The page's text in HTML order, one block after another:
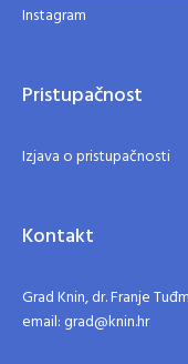
Instagram
Pristupačnost
Izjava o pristupačnosti
Kontakt
Grad Knin, dr. Franje
email: grad@knin.hr